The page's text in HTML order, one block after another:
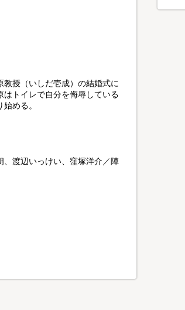
授（いしだ壱成）の結婚式に
トイレで自分を侮辱している
める。
渡辺いっけい、窪塚洋介／陣